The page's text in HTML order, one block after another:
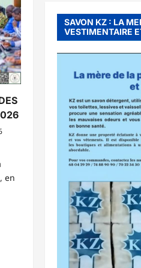
en
SAVON KZ : LA
VESTIMENTAIRE